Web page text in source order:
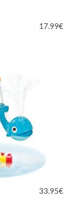
17.99€
33.95€